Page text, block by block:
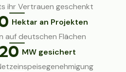
ihr Vertrauen geschenkt
Hektar an Projekten
auf deutschen Flächen
MW gesichert